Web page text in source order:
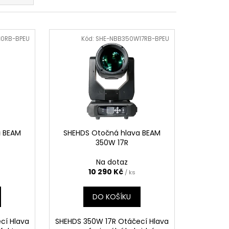
Hlava
BPEU
SHEHDS Otočná hlava BEAM
350W 17R
Na dotaz
10 290 Kč / ks
DO KOŠÍKU
SHEHDS 350W 17R Otáčecí Hlava
Kód: SHE-NBB350W17RB-BPEU
LED 18X18W